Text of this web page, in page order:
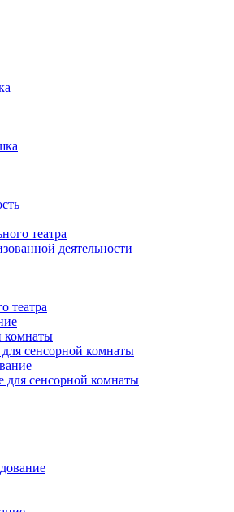
театра
деятельности
театра
комнаты
для сенсорной комнаты
для сенсорной комнаты